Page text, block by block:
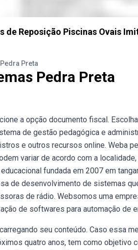
de Reposição Piscinas Ovais
Preta
Pedra Preta
a opção documento fiscal.
de gestão pedagógica e
e outros recursos online. Weba
variar de acordo com a
fundada em 2007 em
de desenvolvimento de sistemas
de rádio. Websomos uma
de softwares para automação de
seu conteúdo. Caso essa
quatro anos, tem como